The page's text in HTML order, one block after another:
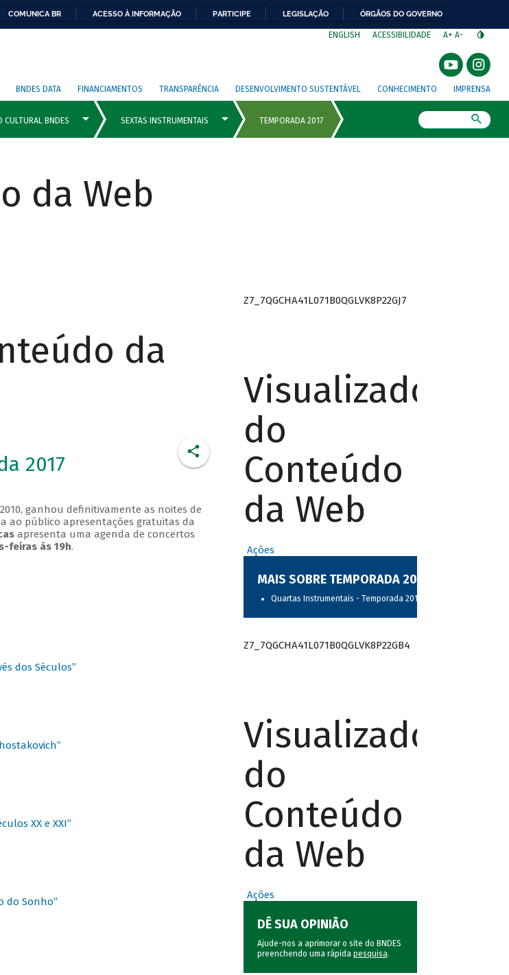
COMUNICA BR ACESSO À INFORMAÇÃO PARTICIPE LEGISLAÇÃO ÓRGÃOS DO GOVERNO
ENGLISH ACESSIBILIDADE A+ A-
BNDES DATA FINANCIAMENTOS TRANSPARÊNCIA DESENVOLVIMENTO SUSTENTÁVEL CONHECIMENTO IMPRENSA
da Web
da
2017
ganhou definitivamente as noites de
ao público apresentações gratuitas da
apresenta uma agenda de concertos
feiras às 19h.
dos Séculos”
XX e XXI”
do Sonho”
Z7_7QGCHA41L071B0QGLVK8P22GJ7
Visualizador
do
Conteúdo
da Web
Ações
MAIS SOBRE TEMPORADA 2017
Quartas Instrumentais - Temporada 2017
Z7_7QGCHA41L071B0QGLVK8P22GB4
Visualizador
do
Conteúdo
da Web
Ações
DÊ SUA OPINIÃO
Ajude-nos a aprimorar o site do BNDES
preenchendo uma rápida pesquisa.